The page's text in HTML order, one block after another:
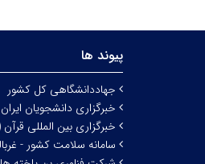
پیوند ها
جهاددانشگاهی کل کشور
خبرگزاری دانشجویان
خبرگزاری بین المللی قرآن
سامانه سلامت کشور -